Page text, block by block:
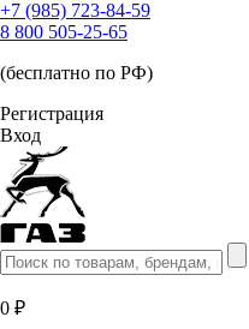
+7 (985) 723-84-59
8 800 505-25-65
(бесплатно по РФ)
Регистрация
Вход
0 ₽